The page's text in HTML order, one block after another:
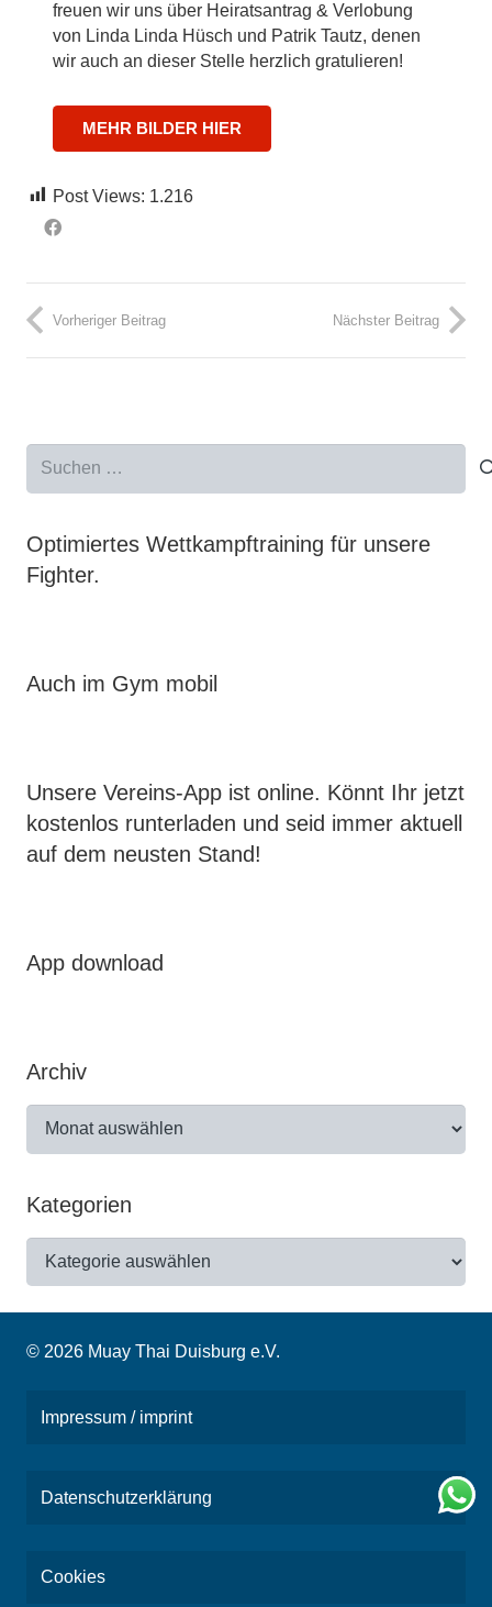
freuen wir uns über Heiratsantrag & Verlobung
von Linda Linda Hüsch und Patrik Tautz, denen
wir auch an dieser Stelle herzlich gratulieren!
MEHR BILDER HIER
Post Views: 1.216
Vorheriger Beitrag Nächster Beitrag
Optimiertes Wettkampftraining für unsere
Fighter.
Auch im Gym mobil
Unsere Vereins-App ist online. Könnt Ihr jetzt
kostenlos runterladen und seid immer aktuell
auf dem neusten Stand!
App download
Archiv
Kategorien
© 2026 Muay Thai Duisburg e.V.
Impressum / imprint
Datenschutzerklärung
Cookies